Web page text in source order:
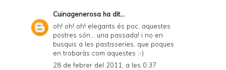
Cuinagenerosa ha dit...
oh! oh! oh! elegants és poc, aquestes
postres són... una passada! i no en
busquis a les pastisseries, que poques
en trobaràs com aquestes ;-)
28 de febrer del 2011, a les 0:37